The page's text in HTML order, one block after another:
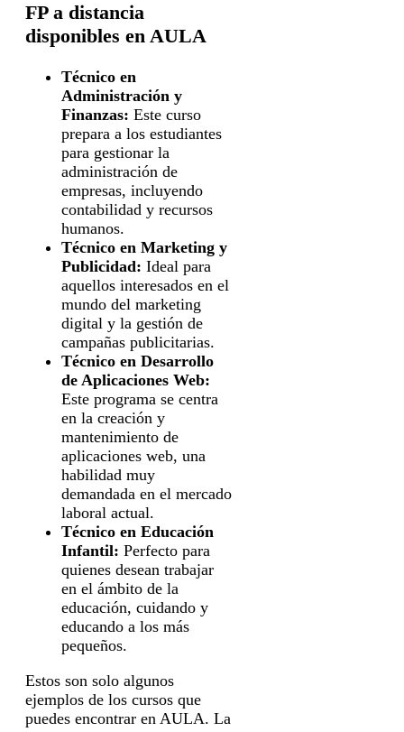
FP a distancia
disponibles en AULA
Técnico en
Administración y
Finanzas: Este curso
prepara a los estudiantes
para gestionar la
administración de
empresas, incluyendo
contabilidad y recursos
humanos.
Técnico en Marketing y
Publicidad: Ideal para
aquellos interesados en el
mundo del marketing
digital y la gestión de
campañas publicitarias.
Técnico en Desarrollo
de Aplicaciones Web:
Este programa se centra
en la creación y
mantenimiento de
aplicaciones web, una
habilidad muy
demandada en el mercado
laboral actual.
Técnico en Educación
Infantil: Perfecto para
quienes desean trabajar
en el ámbito de la
educación, cuidando y
educando a los más
pequeños.
Estos son solo algunos
ejemplos de los cursos que
puedes encontrar en AULA. La